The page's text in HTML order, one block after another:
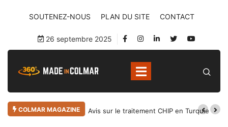
SOUTENEZ-NOUS PLAN DU SITE CONTACT
26 septembre 2025
COLMAR MAGAZINE Avis sur le traitement CHIP en Turquie